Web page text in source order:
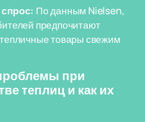
По данным Nielsen,
предпочитают
товары свежим
при
теплиц и как их